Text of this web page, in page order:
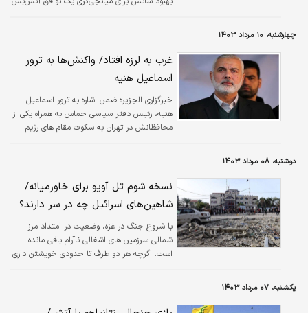
چهارشنبه، ۱۰ مرداد ۱۴۰۳
غرب به لرزه افتاد/ واکنش‌ها به ترور
اسماعیل هنیه
خبرگزاری الجزیره ضمن اشاره به ترور اسماعیل
هنیه، رئیس دفتر سیاسی حماس به همراه یکی از
محافظانش در تهران به سکوت مقام های رژیم
دوشنبه، ۰۸ مرداد ۱۴۰۳
نسخه شوم تل آویو برای خاورمیانه/
شاهین‌های اسرائیل چه در سر دارند؟
با شروع جنگ در غزه، وضعیت در امتداد مرز
شمالی سرزمین های اشغالی ناآرام باقی مانده
است. اگرچه هر دو طرف تا حدودی خویشتن داری
یکشنبه، ۰۷ مرداد ۱۴۰۳